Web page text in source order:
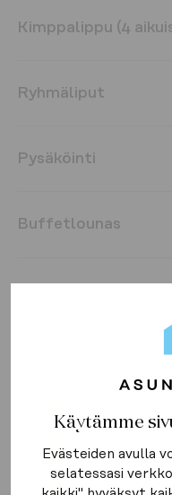
Käytämme
Evästeiden avulla
selatessasi
Kimppalippu (4
Ryhmäliput
Pysäköinti
Buffetlounas
Asiakaskutsut
Yritykset voivat
Asuntomessuille